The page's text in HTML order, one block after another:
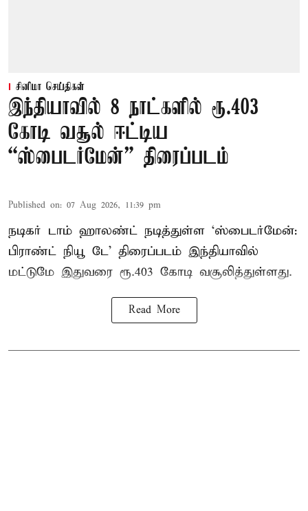
சினிமா செய்திகள்
இந்தியாவில் 8 நாட்களில் ரூ.403
கோடி வசூல் ஈட்டிய
“ஸ்பைடர்மேன்” திரைப்படம்
Published on: 07 Aug 2026, 11:39 pm
நடிகர் டாம் ஹாலண்ட் நடித்துள்ள ‘ஸ்பைடர்மேன்:
பிராண்ட் நியூ டே’ திரைப்படம் இந்தியாவில்
மட்டுமே இதுவரை ரூ.403 கோடி வசூலித்துள்ளது.
Read More